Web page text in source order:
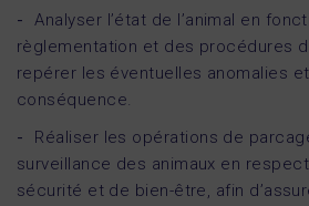
Analyser l’état de l’animal en
règlementation et des procédures
repérer les éventuelles anomalies
conséquence.
Réaliser les opérations de
surveillance des animaux en
sécurité et de bien-être, afin